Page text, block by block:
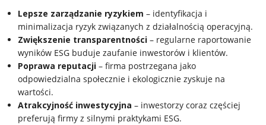
Lepsze zarządzanie ryzykiem – identyfikacja i
minimalizacja ryzyk związanych z działalnością operacyjną.
Zwiększenie transparentności – regularne raportowanie
wyników ESG buduje zaufanie inwestorów i klientów.
Poprawa reputacji – firma postrzegana jako
odpowiedzialna społecznie i ekologicznie zyskuje na
wartości.
Atrakcyjność inwestycyjna – inwestorzy coraz częściej
preferują firmy z silnymi praktykami ESG.